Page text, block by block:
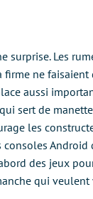
surprise. Les
ne faisaient
aussi
sert de
les
des jeux
qui